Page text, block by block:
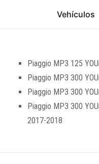
Vehículos
Piaggio MP3 125
Piaggio MP3 300
Piaggio MP3 300
Piaggio MP3 300
2017-2018